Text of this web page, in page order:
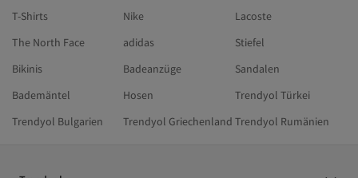
T-Shirts
Nike
Lacoste
The North Face
adidas
Stiefel
Bikinis
Badeanzüge
Sandalen
Bademäntel
Hosen
Trendyol Türkei
Trendyol Bulgarien
Trendyol Griechenland Trendyol Rumänien